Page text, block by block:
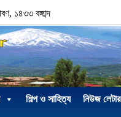
১৪৩৩ বঙ্গাব্দ
শিল্প ও সাহিত্য নিউজ লেটার